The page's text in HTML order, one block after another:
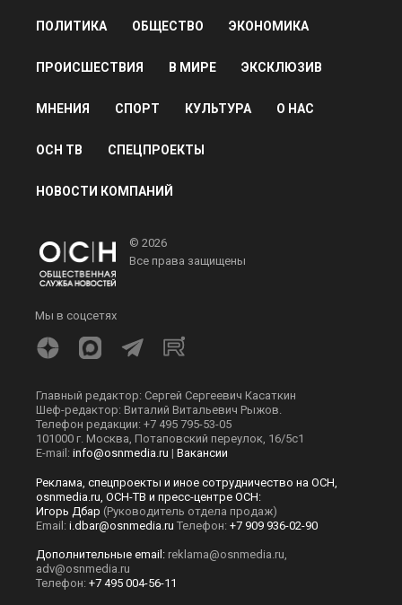
ПОЛИТИКА ОБЩЕСТВО ЭКОНОМИКА
ПРОИСШЕСТВИЯ В МИРЕ ЭКСКЛЮЗИВ
МНЕНИЯ СПОРТ КУЛЬТУРА О НАС
ОСН ТВ СПЕЦПРОЕКТЫ
НОВОСТИ КОМПАНИЙ
© 2026
Все права защищены
Мы в соцсетях
Главный редактор: Сергей Сергеевич Касаткин
Шеф-редактор: Виталий Витальевич Рыжов.
Телефон редакции: +7 495 795-53-05
101000 г. Москва, Потаповский переулок, 16/5с1
E-mail: info@osnmedia.ru | Вакансии
Реклама, спецпроекты и иное сотрудничество на ОСН,
osnmedia.ru, ОСН-ТВ и пресс-центре ОСН:
Игорь Дбар (Руководитель отдела продаж)
Email: i.dbar@osnmedia.ru Телефон: +7 909 936-02-90
Дополнительные email: reklama@osnmedia.ru,
adv@osnmedia.ru
Телефон: +7 495 004-56-11